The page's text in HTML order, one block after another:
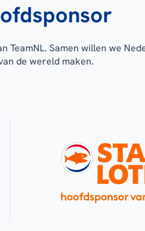
Samen willen we
de wereld maken.